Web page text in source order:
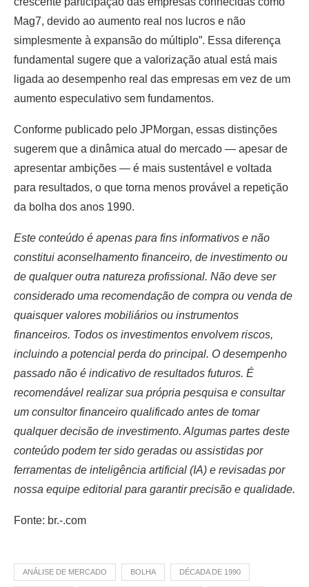
Mag7, devido ao aumento real nos lucros e não
simplesmente à expansão do múltiplo”. Essa diferença
fundamental sugere que a valorização atual está mais
ligada ao desempenho real das empresas em vez de um
aumento especulativo sem fundamentos.
Conforme publicado pelo JPMorgan, essas distinções
sugerem que a dinâmica atual do mercado — apesar de
apresentar ambições — é mais sustentável e voltada
para resultados, o que torna menos provável a repetição
da bolha dos anos 1990.
Este conteúdo é apenas para fins informativos e não
constitui aconselhamento financeiro, de investimento ou
de qualquer outra natureza profissional. Não deve ser
considerado uma recomendação de compra ou venda de
quaisquer valores mobiliários ou instrumentos
financeiros. Todos os investimentos envolvem riscos,
incluindo a potencial perda do principal. O desempenho
passado não é indicativo de resultados futuros. É
recomendável realizar sua própria pesquisa e consultar
um consultor financeiro qualificado antes de tomar
qualquer decisão de investimento. Algumas partes deste
conteúdo podem ter sido geradas ou assistidas por
ferramentas de inteligência artificial (IA) e revisadas por
nossa equipe editorial para garantir precisão e qualidade.
Fonte: br.-.com
ANÁLISE DE MERCADO BOLHA DÉCADA DE 1990